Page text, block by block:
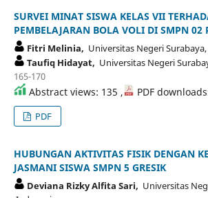
SURVEI MINAT SISWA KELAS VII
PEMBELAJARAN BOLA VOLI DI SMPN 02
Fitri Melinia, Universitas Negeri
Taufiq Hidayat, Universitas Negeri
165-170
Abstract views: 135 , PDF
PDF
HUBUNGAN AKTIVITAS FISIK DENGAN
JASMANI SISWA SMPN 5 GRESIK
Deviana Rizky Alfita Sari, Universitas